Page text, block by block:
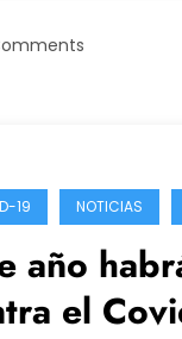
19 NOTICIAS
año
el